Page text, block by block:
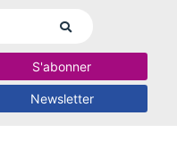
S'abonner
Newsletter